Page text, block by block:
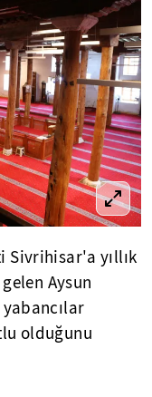
Sivrihisar'a yıllık
Aysun
olduğunu